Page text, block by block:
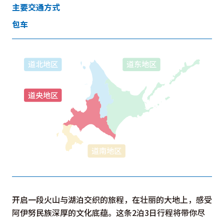
主要交通方式
包车
开启一段火山与湖泊交织的旅程，在壮丽的大地上，感受
阿伊努民族深厚的文化底蕴。这条2泊3日行程将带你尽